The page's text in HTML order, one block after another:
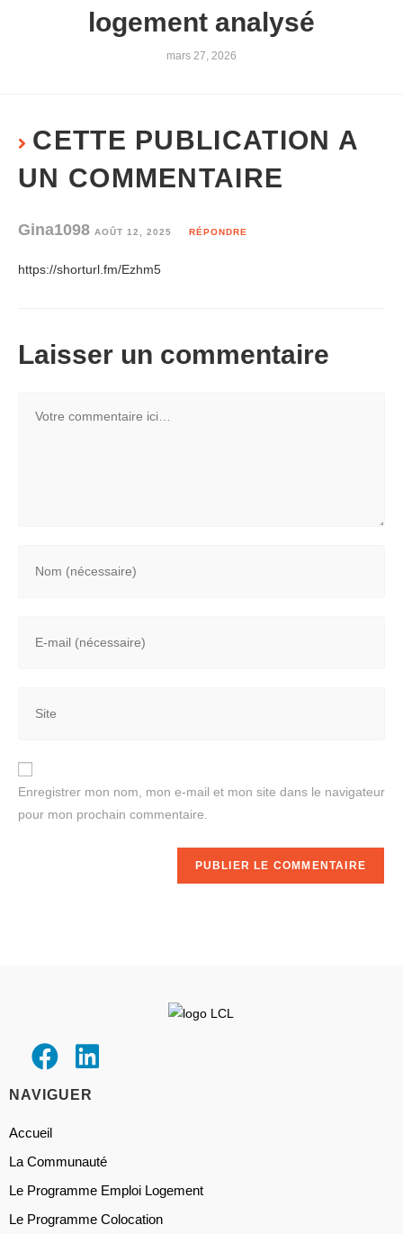
logement analysé
mars 27, 2026
CETTE PUBLICATION A
UN COMMENTAIRE
Gina1098 AOÛT 12, 2025 RÉPONDRE
https://shorturl.fm/Ezhm5
Laisser un commentaire
Enregistrer mon nom, mon e-mail et mon site dans le navigateur
pour mon prochain commentaire.
NAVIGUER
Accueil
La Communauté
Le Programme Emploi Logement
Le Programme Colocation